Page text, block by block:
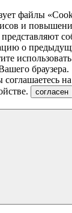
файлы
и
о
браузера.
согласен